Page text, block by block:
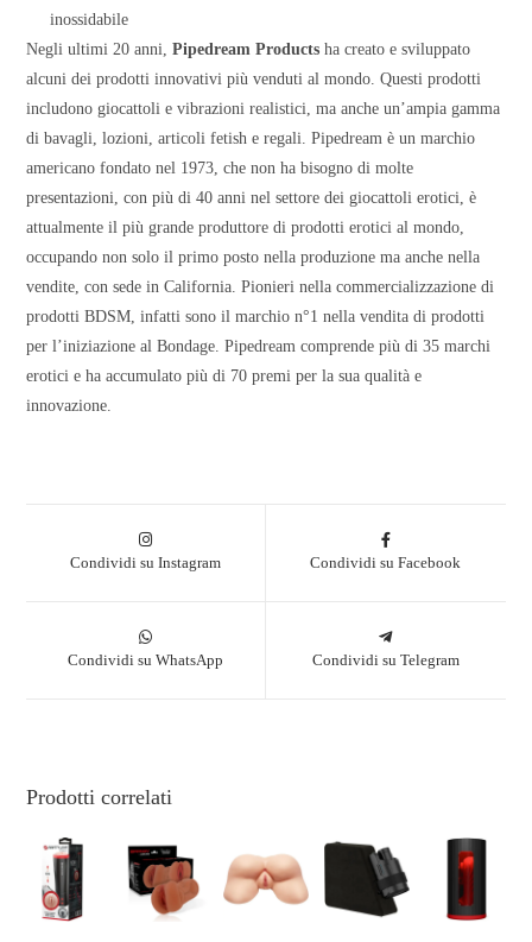
inossidabile
Negli ultimi 20 anni,Pipedream Products ha creato e sviluppato
alcuni dei prodotti innovativi più venduti al mondo. Questi prodotti
includono giocattoli e vibrazioni realistici, ma anche un’ampia gamma
di bavagli, lozioni, articoli fetish e regali. Pipedream è un marchio
americano fondato nel 1973, che non ha bisogno di molte
presentazioni, con più di 40 anni nel settore dei giocattoli erotici, è
attualmente il più grande produttore di prodotti erotici al mondo,
occupando non solo il primo posto nella produzione ma anche nella
vendite, con sede in California. Pionieri nella commercializzazione di
prodotti BDSM, infatti sono il marchio n°1 nella vendita di prodotti
per l’iniziazione al Bondage. Pipedream comprende più di 35 marchi
erotici e ha accumulato più di 70 premi per la sua qualità e
innovazione.
Condividi su Instagram Condividi su Facebook
Condividi su WhatsApp Condividi su Telegram
Prodotti correlati